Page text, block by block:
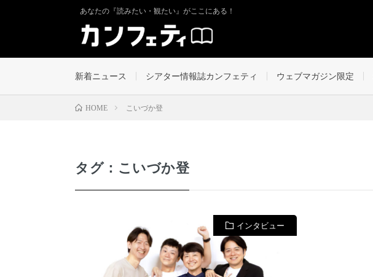
あなたの『読みたい・観たい』がここにある！
新着ニュース シアター情報誌カンフェティ ウェブマガジン限定
HOME こいづか登
タグ：こいづか登
インタビュー